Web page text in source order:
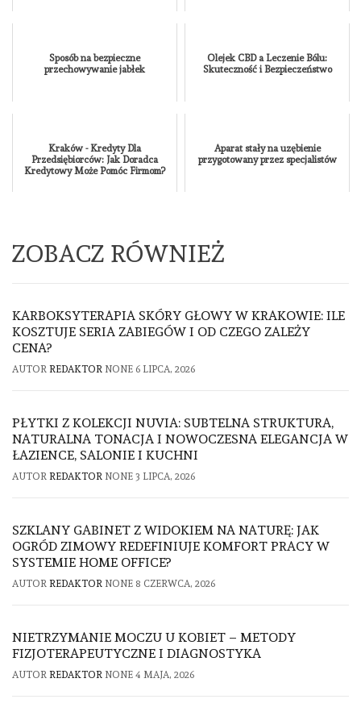
Sposób na bezpieczne
przechowywanie jabłek
Olejek CBD a Leczenie Bólu:
Skuteczność i Bezpieczeństwo
Kraków - Kredyty Dla
Przedsiębiorców: Jak Doradca
Kredytowy Może Pomóc Firmom?
Aparat stały na uzębienie
przygotowany przez specjalistów
ZOBACZ RÓWNIEŻ
KARBOKSYTERAPIA SKÓRY GŁOWY W KRAKOWIE: ILE
KOSZTUJE SERIA ZABIEGÓW I OD CZEGO ZALEŻY
CENA?
AUTOR REDAKTOR NONE 6 LIPCA, 2026
PŁYTKI Z KOLEKCJI NUVIA: SUBTELNA STRUKTURA,
NATURALNA TONACJA I NOWOCZESNA ELEGANCJA W
ŁAZIENCE, SALONIE I KUCHNI
AUTOR REDAKTOR NONE 3 LIPCA, 2026
SZKLANY GABINET Z WIDOKIEM NA NATURĘ: JAK
OGRÓD ZIMOWY REDEFINIUJE KOMFORT PRACY W
SYSTEMIE HOME OFFICE?
AUTOR REDAKTOR NONE 8 CZERWCA, 2026
NIETRZYMANIE MOCZU U KOBIET – METODY
FIZJOTERAPEUTYCZNE I DIAGNOSTYKA
AUTOR REDAKTOR NONE 4 MAJA, 2026